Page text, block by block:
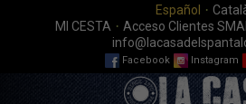
Español ·
MI CESTA · Acceso Clientes
Facebook Instagram